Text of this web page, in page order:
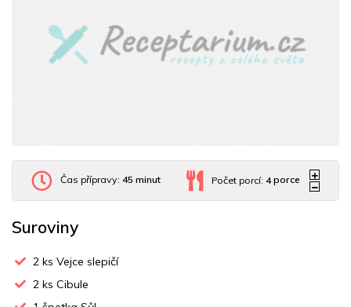
Čas přípravy:45 minut Počet porcí:4 porce
Suroviny
2 ks Vejce slepičí
2 ks Cibule